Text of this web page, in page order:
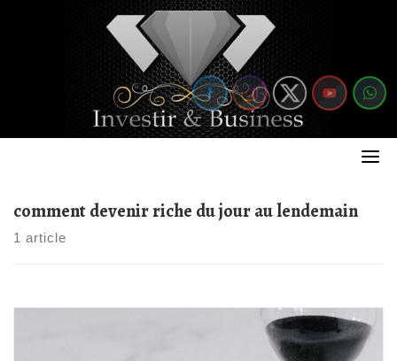
comment devenir riche du jour au lendemain
1 article